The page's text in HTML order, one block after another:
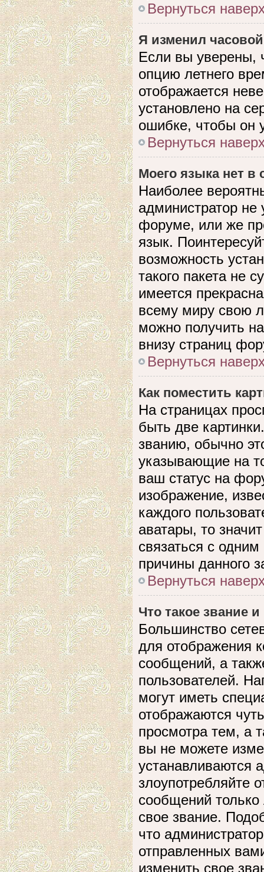
Вернуться
Я изменил
Если вы уверены,
опцию летнего
отображается
установлено на
ошибке, чтобы он
Вернуться
Моего языка нет в
Наиболее
администратор не
форуме, или же
язык.
возможность
такого пакета не
имеется
всему миру свою
можно получить
внизу страниц
Вернуться
Как поместить
На страницах
быть две
званию, обычно
указывающие на
ваш статус на
изображение,
каждого
аватары, то
связаться с
причины данного
Вернуться
Что такое звание
Большинство
для отображения
сообщений, а
пользователей.
могут иметь
отображаются
просмотра тем, а
вы не можете
устанавливаются
злоупотребляйте
сообщений
свое звание.
что
отправленных
изменить свое